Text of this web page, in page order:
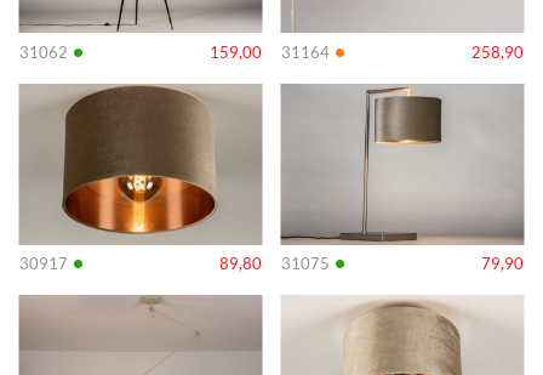
31062 • 159,00 31164 • 258,90
30917 • 89,80
Info
31075 • 79,90
Info
Info Info